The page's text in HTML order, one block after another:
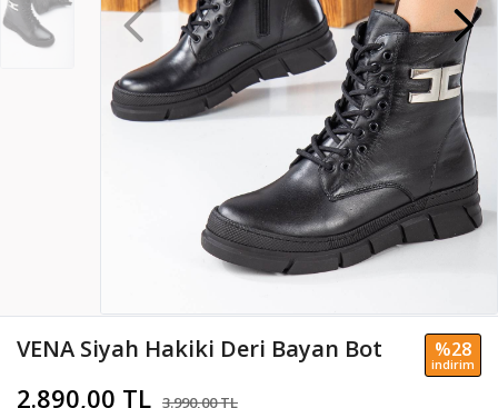
VENA Siyah Hakiki Deri Bayan Bot
2.890,00 TL 3.990,00 TL
%28
i̇ndi̇ri̇m